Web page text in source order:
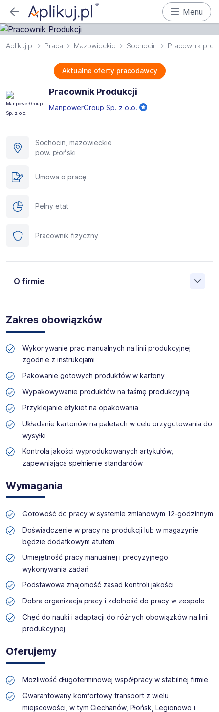
Menu
Aplikuj.pl Praca Mazowieckie Sochocin Pracownik
Aktualne oferty pracodawcy
Pracownik Produkcji
ManpowerGroup Sp. z o.o.
Sochocin, mazowieckie
pow. płoński
Umowa o pracę
Pełny etat
Pracownik fizyczny
O firmie
o ponad 70-letnim doświadczeniu, działająca w 82
krajach. Na polskim rynku jesteśmy od 2001 roku i obecnie
posiadamy prawie 35 oddziałów w całym kraju. Naszym
celem jest otwieranie przed kandydatami nowych
możliwości, pomoc w znalezieniu pracy odpowiadającej
ich kwalifikacjom i doświadczeniu. Więcej informacji na
temat Manpower znajduje się na www.manpower.pl
Skontaktuj się z nami - to nic nie kosztuje, możesz za to
zyskać profesjonalne doradztwo i wymarzoną pracę!
Zakres obowiązków
Wykonywanie prac manualnych na linii produkcyjnej
zgodnie z instrukcjami
Pakowanie gotowych produktów w kartony
Wypakowywanie produktów na taśmę produkcyjną
Przyklejanie etykiet na opakowania
Układanie kartonów na paletach w celu przygotowania do
wysyłki
Kontrola jakości wyprodukowanych artykułów,
zapewniająca spełnienie standardów
Wymagania
Gotowość do pracy w systemie zmianowym 12-godzinnym
Doświadczenie w pracy na produkcji lub w magazynie
będzie dodatkowym atutem
Umiejętność pracy manualnej i precyzyjnego
wykonywania zadań
Podstawowa znajomość zasad kontroli jakości
Dobra organizacja pracy i zdolność do pracy w zespole
Chęć do nauki i adaptacji do różnych obowiązków na linii
produkcyjnej
Oferujemy
Możliwość długoterminowej współpracy w stabilnej firmie
Gwarantowany komfortowy transport z wielu
miejscowości, w tym Ciechanów, Płońsk, Legionowo i